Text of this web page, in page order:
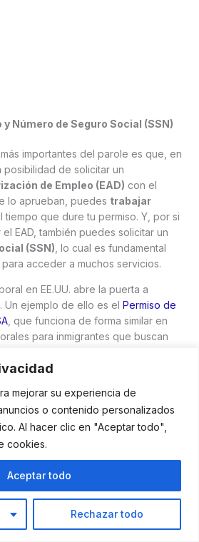
mejorar su experiencia de
o contenido personalizados
Al hacer clic en "Aceptar todo",
cookies.
Rechazar todo
Aceptar todo
Número de Seguro Social (SSN)
importantes del parole es que, en
posibilidad de solicitar un
de Empleo (EAD) con el
lo aprueban, puedes trabajar
tiempo que dure tu permiso. Y, por si
EAD, también puedes solicitar un
(SSN) , lo cual es fundamental
acceder a muchos servicios.
en EE.UU. abre la puerta a
Un ejemplo de ello es el Permiso de
, que funciona de forma similar en
para inmigrantes que buscan
poderosa parareunir a
como elCuban Family
soliciten el parole para sus familiares
mientras esperan la aprobación de